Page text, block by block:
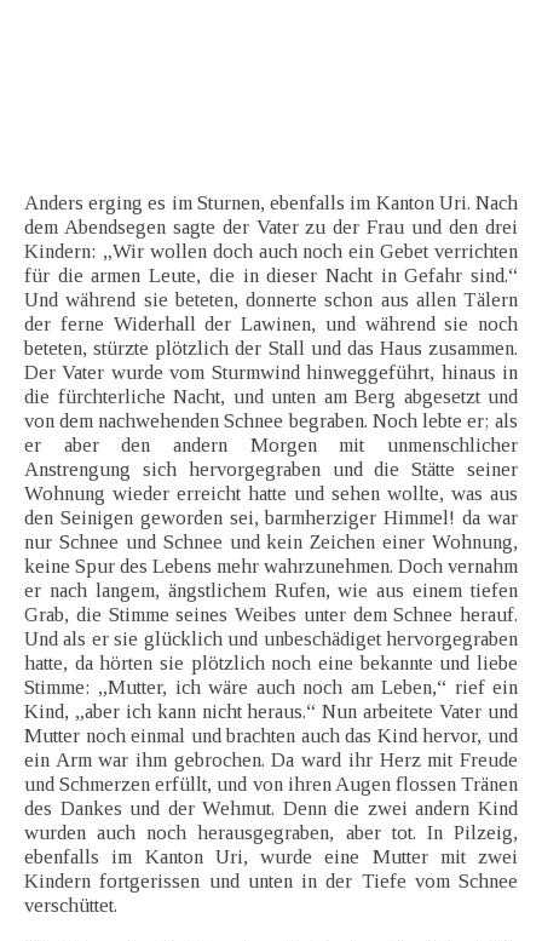
Anders erging es im Sturnen, ebenfalls im Kanton Uri. Nach
dem Abendsegen sagte der Vater zu der Frau und den drei
Kindern: „Wir wollen doch auch noch ein Gebet verrichten
für die armen Leute, die in dieser Nacht in Gefahr sind.“
Und während sie beteten, donnerte schon aus allen Tälern
der ferne Widerhall der Lawinen, und während sie noch
beteten, stürzte plötzlich der Stall und das Haus zusammen.
Der Vater wurde vom Sturmwind hinweggeführt, hinaus in
die fürchterliche Nacht, und unten am Berg abgesetzt und
von dem nachwehenden Schnee begraben. Noch lebte er; als
er aber den andern Morgen mit unmenschlicher
Anstrengung sich hervorgegraben und die Stätte seiner
Wohnung wieder erreicht hatte und sehen wollte, was aus
den Seinigen geworden sei, barmherziger Himmel! da war
nur Schnee und Schnee und kein Zeichen einer Wohnung,
keine Spur des Lebens mehr wahrzunehmen. Doch vernahm
er nach langem, ängstlichem Rufen, wie aus einem tiefen
Grab, die Stimme seines Weibes unter dem Schnee herauf.
Und als er sie glücklich und unbeschädiget hervorgegraben
hatte, da hörten sie plötzlich noch eine bekannte und liebe
Stimme: „Mutter, ich wäre auch noch am Leben,“ rief ein
Kind, „aber ich kann nicht heraus.“ Nun arbeitete Vater und
Mutter noch einmal und brachten auch das Kind hervor, und
ein Arm war ihm gebrochen. Da ward ihr Herz mit Freude
und Schmerzen erfüllt, und von ihren Augen flossen Tränen
des Dankes und der Wehmut. Denn die zwei andern Kind
wurden auch noch herausgegraben, aber tot. In Pilzeig,
ebenfalls im Kanton Uri, wurde eine Mutter mit zwei
Kindern fortgerissen und unten in der Tiefe vom Schnee
verschüttet.